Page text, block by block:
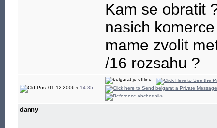
Kam se obratit
nasich
mame zvolit
/16 rozsahu ?
01.12.2006 v 14:35
danny